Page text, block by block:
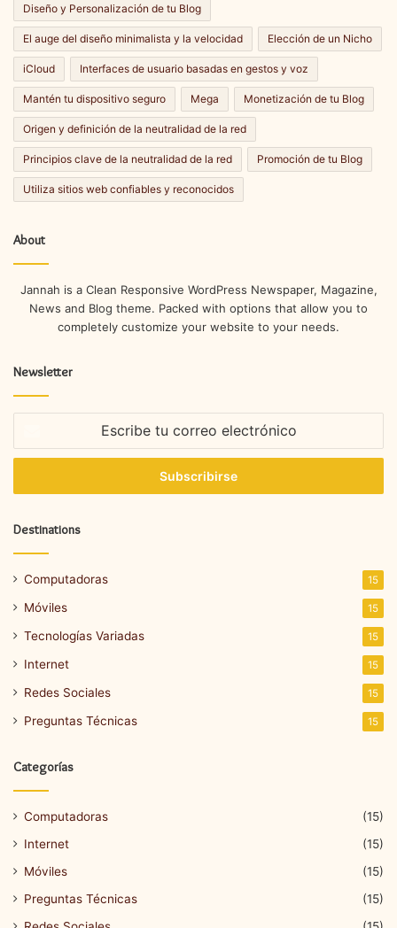
Diseño y Personalización de tu Blog
El auge del diseño minimalista y la velocidad Elección de un Nicho
iCloud Interfaces de usuario basadas en gestos y voz
Mantén tu dispositivo seguro Mega Monetización de tu Blog
Origen y definición de la neutralidad de la red
Principios clave de la neutralidad de la red Promoción de tu Blog
Utiliza sitios web confiables y reconocidos
About
Jannah is a Clean Responsive WordPress Newspaper, Magazine,
News and Blog theme. Packed with options that allow you to
completely customize your website to your needs.
Newsletter
correo
Destinations
Computadoras 15
Móviles 15
Tecnologías Variadas 15
Internet 15
Redes Sociales 15
Preguntas Técnicas 15
Categorías
Computadoras
(15)
Internet
(15)
Móviles
(15)
Preguntas Técnicas
(15)